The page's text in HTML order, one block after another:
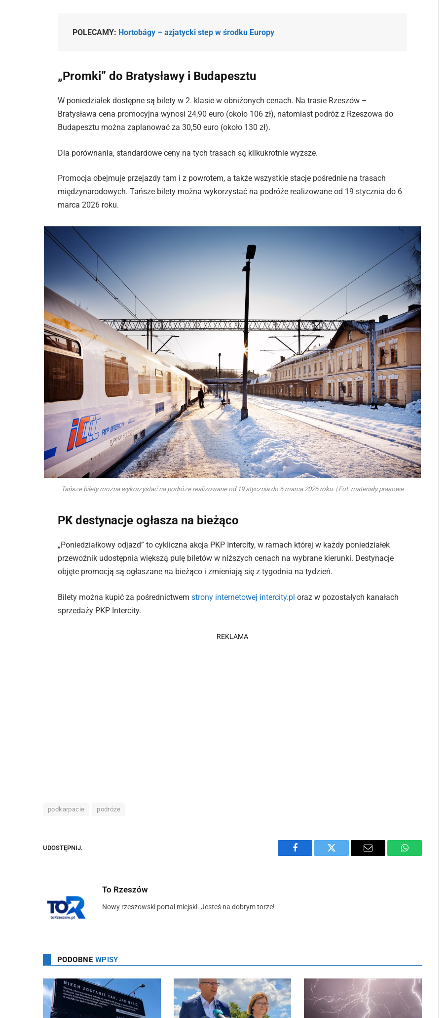
POLECAMY: Hortobágy – azjatycki step w środku Europy
„Promki” do Bratysławy i Budapesztu
W poniedziałek dostępne są bilety w 2. klasie w obniżonych cenach. Na trasie Rzeszów –
Bratysława cena promocyjna wynosi 24,90 euro (około 106 zł), natomiast podróż z Rzeszowa do
Budapesztu można zaplanować za 30,50 euro (około 130 zł).
Dla porównania, standardowe ceny na tych trasach są kilkukrotnie wyższe.
Promocja obejmuje przejazdy tam i z powrotem, a także wszystkie stacje pośrednie na trasach
międzynarodowych. Tańsze bilety można wykorzystać na podróże realizowane od 19 stycznia do 6
marca 2026 roku.
Tańsze bilety można wykorzystać na podróże realizowane od 19 stycznia do 6 marca 2026 roku. | Fot. materiały prasowe
PK destynacje ogłasza na bieżąco
„Poniedziałkowy odjazd” to cykliczna akcja PKP Intercity, w ramach której w każdy poniedziałek
przewoźnik udostępnia większą pulę biletów w niższych cenach na wybrane kierunki. Destynacje
objęte promocją są ogłaszane na bieżąco i zmieniają się z tygodnia na tydzień.
Bilety można kupić za pośrednictwemstrony internetowej intercity.pl oraz w pozostałych kanałach
sprzedaży PKP Intercity.
REKLAMA
podkarpacie podróże
UDOSTĘPNIJ.
Facebook Twitter Email WhatsApp
To Rzeszów
Nowy rzeszowski portal miejski. Jesteś na dobrym torze!
PODOBNE WPISY